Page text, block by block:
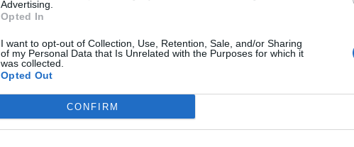
Advertising.
Opted In
I want to opt-out of Collection, Use, Retention, Sale, and/or Sharing
of my Personal Data that Is Unrelated with the Purposes for which it
was collected.
Opted Out
CONFIRM
ZOBACZ RÓWNIEŻ:
26-letni obywatel Ukrainy zaatakował zakonnicę i zerwał jej
Teraz nastąpił zwrot w sprawie
8 sierpnia 2026 15:40
Nawet 3600 zł miesięcznie zamiast 800+. Nowa propozycja dla